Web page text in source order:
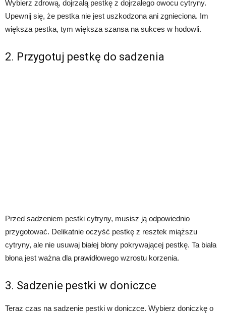
Wybierz zdrową, dojrzałą pestkę z dojrzałego owocu cytryny.
Upewnij się, że pestka nie jest uszkodzona ani zgnieciona. Im
większa pestka, tym większa szansa na sukces w hodowli.
2. Przygotuj pestkę do sadzenia
Przed sadzeniem pestki cytryny, musisz ją odpowiednio
przygotować. Delikatnie oczyść pestkę z resztek miąższu
cytryny, ale nie usuwaj białej błony pokrywającej pestkę. Ta biała
błona jest ważna dla prawidłowego wzrostu korzenia.
3. Sadzenie pestki w doniczce
Teraz czas na sadzenie pestki w doniczce. Wybierz doniczkę o